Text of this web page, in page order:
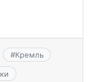
#Кремль